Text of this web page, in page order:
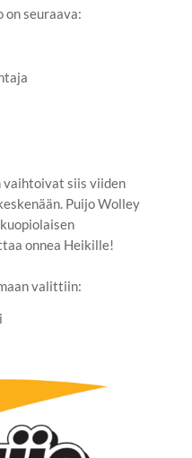
on seuraava:
siis viiden
Puijo Wolley
onnea Heikille!
valittiin: